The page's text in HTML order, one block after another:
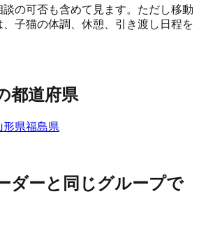
の可否も含めて見ます。ただし移動
子猫の体調、休憩、引き渡し日程を
都道府県
形県福島県
ダーと同じグループで